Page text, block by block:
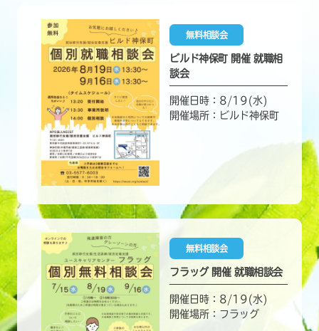
無料相談会
ビルド神保町 開催 就職相
談会
開催日時：8/19(水)
開催場所：ビルド神保町
無料相談会
フラッグ 開催 就職相談会
開催日時：8/19(水)
開催場所：フラッグ